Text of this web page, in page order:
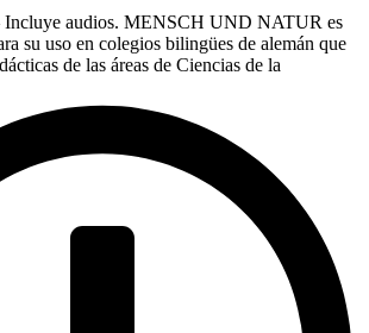
audios. MENSCH UND NATUR es
su uso en colegios bilingües de alemán que
de las áreas de Ciencias de la